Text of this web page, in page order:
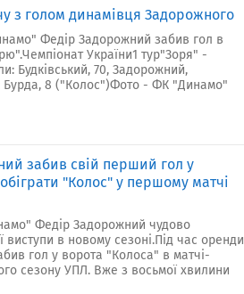
з голом динамівця Задорожного
Федір Задорожний забив гол в
України1 тур"Зоря" -
Будківський, 70, Задорожний,
Бурда, 8 ("Колос")Фото - ФК "Динамо"
забив свій перший гол у
"Колос" у першому матчі
Федір Задорожний чудово
виступи в новому сезоні.Під час оренди
гол у ворота "Колоса" в матчі-
сезону УПЛ. Вже з восьмої хвилини